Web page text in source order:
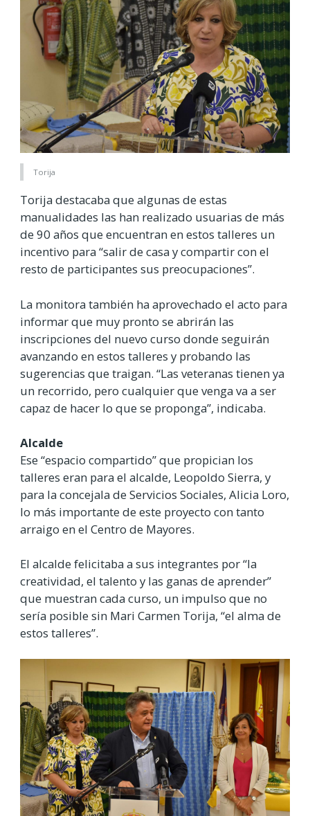
Torija
Torija destacaba que algunas de estas
manualidades las han realizado usuarias de más
de 90 años que encuentran en estos talleres un
incentivo para “salir de casa y compartir con el
resto de participantes sus preocupaciones”.
La monitora también ha aprovechado el acto para
informar que muy pronto se abrirán las
inscripciones del nuevo curso donde seguirán
avanzando en estos talleres y probando las
sugerencias que traigan. “Las veteranas tienen ya
un recorrido, pero cualquier que venga va a ser
capaz de hacer lo que se proponga”, indicaba.
Alcalde
Ese “espacio compartido” que propician los
talleres eran para el alcalde, Leopoldo Sierra, y
para la concejala de Servicios Sociales, Alicia Loro,
lo más importante de este proyecto con tanto
arraigo en el Centro de Mayores.
El alcalde felicitaba a sus integrantes por “la
creatividad, el talento y las ganas de aprender”
que muestran cada curso, un impulso que no
sería posible sin Mari Carmen Torija, “el alma de
estos talleres”.